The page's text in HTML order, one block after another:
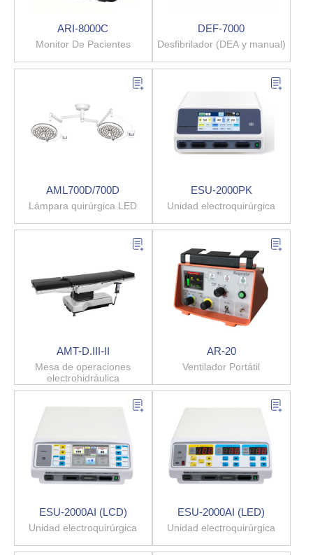
ARI-8000C
Monitor De Pacientes
DEF-7000
Desfibrilador (DEA y manual)
AML700D/700D
Lámpara quirúrgica LED
ESU-2000PK
Unidad electroquirúrgica
AMT-D.III-II
Mesa de operaciones
electrohidráulica
AR-20
Ventilador Portátil
ESU-2000AI (LCD)
Unidad electroquirúrgica
ESU-2000AI (LED)
Unidad electroquirúrgica